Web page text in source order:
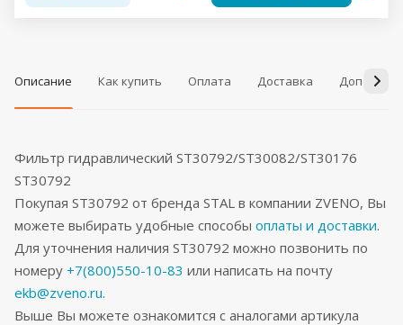
Описание Как купить Оплата Доставка
Фильтр гидравлический ST30792/ST30082/ST30176
ST30792
Покупая ST30792 от бренда STAL в компании ZVENO, Вы
можете выбирать удобные способы оплаты и доставки.
Для уточнения наличия ST30792 можно позвонить по
номеру +7(800)550-10-83 или написать на почту
ekb@zveno.ru.
Выше Вы можете ознакомится с аналогами артикула